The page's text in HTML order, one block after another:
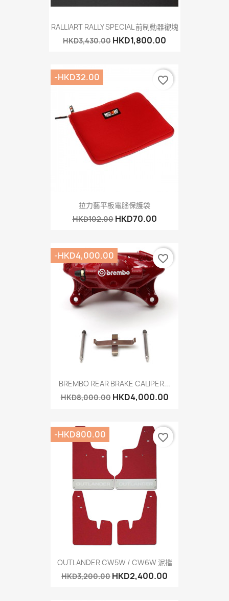
RALLIART RALLY SPECIAL 前制動器襯塊
HKD3,430.00 HKD1,800.00
拉力藝平板電腦保護袋
HKD102.00 HKD70.00
-HKD32.00 favorite_border
BREMBO REAR BRAKE CALIPER...
HKD8,000.00 HKD4,000.00
-HKD4,000.00 favorite_border
OUTLANDER CW5W / CW6W 泥擋
HKD3,200.00 HKD2,400.00
-HKD800.00 favorite_border